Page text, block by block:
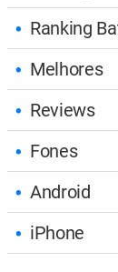
Ranking
Melhores
Reviews
Fones
Android
iPhone